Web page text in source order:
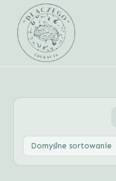
content
Domyślne sortowanie